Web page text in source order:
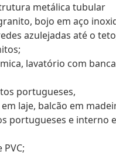
metálica tubular
bojo em aço
azulejadas até o
lavatório com
portugueses,
laje, balcão em
portugueses e interno